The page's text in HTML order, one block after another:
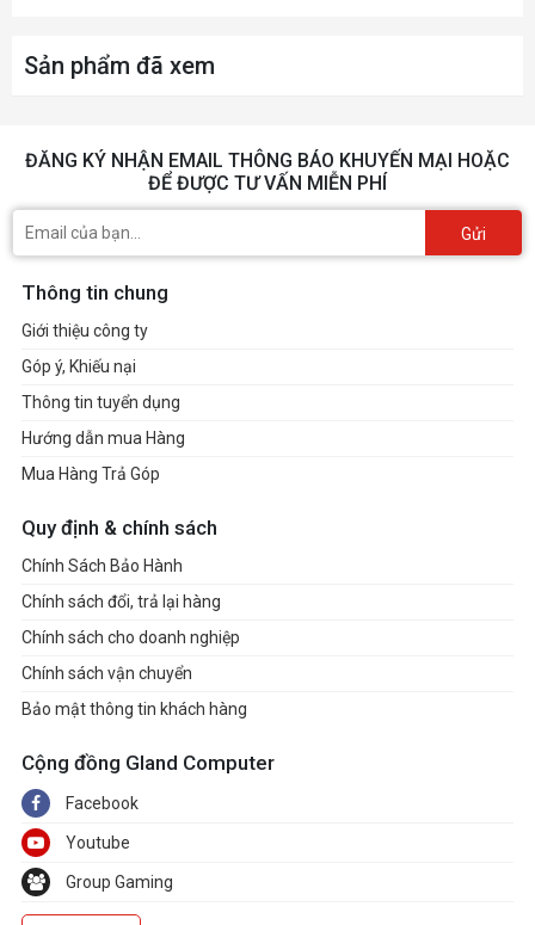
SATA x 16 :
2 :
600mm+150mm+150mm+150mm*2
Sản phẩm đã xem
ĐĂNG KÝ NHẬN EMAIL THÔNG BÁO KHUYẾN MẠI HOẶC
ĐỂ ĐƯỢC TƯ VẤN MIỄN PHÍ
Gửi
Thông tin chung
Giới thiệu công ty
Góp ý, Khiếu nại
Thông tin tuyển dụng
Hướng dẫn mua Hàng
Mua Hàng Trả Góp
Quy định & chính sách
Chính Sách Bảo Hành
Chính sách đổi, trả lại hàng
Chính sách cho doanh nghiệp
Chính sách vận chuyển
Bảo mật thông tin khách hàng
Cộng đồng Gland Computer
Facebook
Youtube
Group Gaming